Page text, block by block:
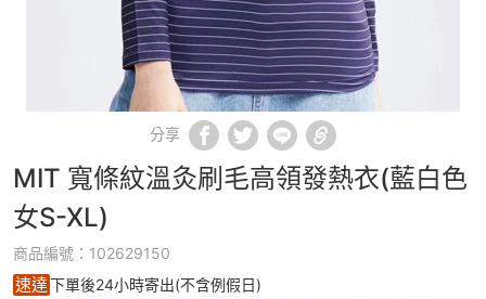
分享
MIT 寬條紋溫灸刷毛高領發熱衣(藍白色
女S-XL)
商品編號：102629150
速達下單後24小時寄出(不含例假日)